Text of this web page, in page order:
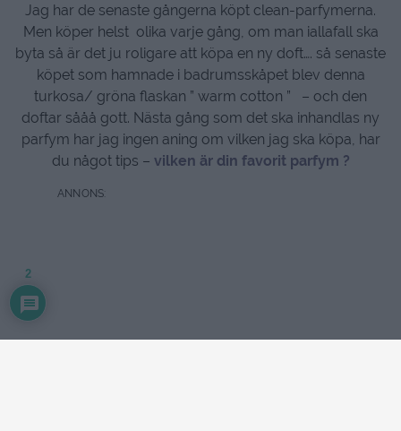
Jag har de senaste gångerna köpt clean-parfymerna.
Men köper helst olika varje gång, om man iallafall ska
byta så är det ju roligare att köpa en ny doft…. så senaste
köpet som hamnade i badrumsskåpet blev denna
turkosa/ gröna flaskan ” warm cotton ” – och den
doftar sååå gott. Nästa gång som det ska inhandlas ny
parfym har jag ingen aning om vilken jag ska köpa, har
du något tips – vilken är din favorit parfym ?
2